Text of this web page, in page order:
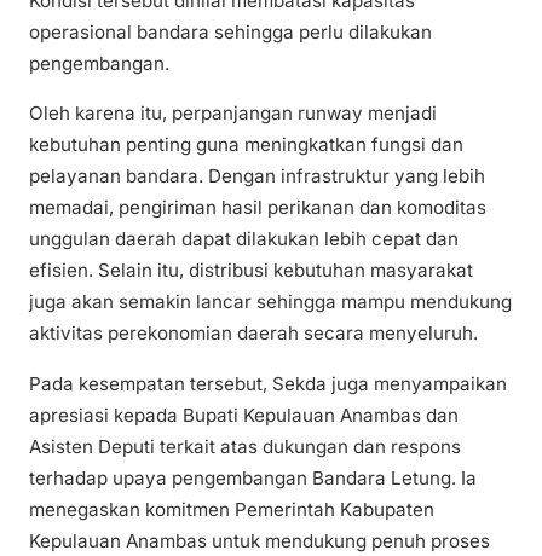
operasional bandara sehingga perlu dilakukan
pengembangan.
Oleh karena itu, perpanjangan runway menjadi
kebutuhan penting guna meningkatkan fungsi dan
pelayanan bandara. Dengan infrastruktur yang lebih
memadai, pengiriman hasil perikanan dan komoditas
unggulan daerah dapat dilakukan lebih cepat dan
efisien. Selain itu, distribusi kebutuhan masyarakat
juga akan semakin lancar sehingga mampu mendukung
aktivitas perekonomian daerah secara menyeluruh.
Pada kesempatan tersebut, Sekda juga menyampaikan
apresiasi kepada Bupati Kepulauan Anambas dan
Asisten Deputi terkait atas dukungan dan respons
terhadap upaya pengembangan Bandara Letung. Ia
menegaskan komitmen Pemerintah Kabupaten
Kepulauan Anambas untuk mendukung penuh proses